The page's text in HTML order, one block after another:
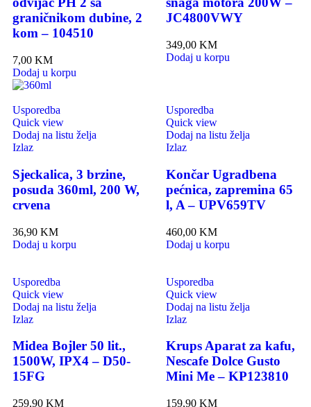
graničnikom dubine, 2
kom – 104510
7,00 KM
Dodaj u korpu
JC4800VWY
349,00 KM
Dodaj u korpu
Usporedba
Quick view
Dodaj na listu želja
Izlaz
Sjeckalica, 3 brzine,
posuda 360ml, 200 W,
crvena
36,90 KM
Dodaj u korpu
Usporedba
Quick view
Dodaj na listu želja
Izlaz
Končar Ugradbena
pećnica, zapremina 65
l, A – UPV659TV
460,00 KM
Dodaj u korpu
Usporedba
Quick view
Dodaj na listu želja
Izlaz
Midea Bojler 50 lit.,
1500W, IPX4 – D50-
15FG
259,90 KM
Usporedba
Quick view
Dodaj na listu želja
Izlaz
Krups Aparat za kafu,
Nescafe Dolce Gusto
Mini Me – KP123810
159,90 KM